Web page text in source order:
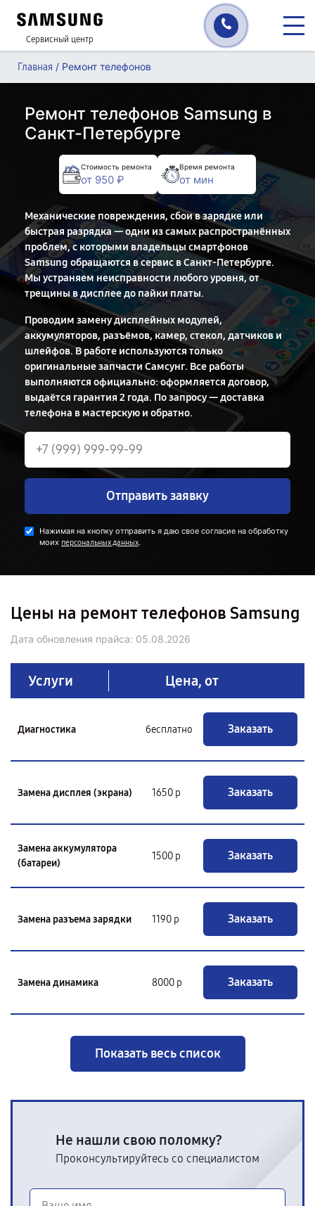
Сервисный центр
Главная / Ремонт телефонов
Ремонт телефонов Samsung в
Санкт-Петербурге
Стоимость ремонта
от 950 ₽
Время ремонта
от мин
Механические повреждения, сбои в зарядке или
быстрая разрядка — одни из самых распространённых
проблем, с которыми владельцы смартфонов
Samsung обращаются в сервис в Санкт-Петербурге.
Мы устраняем неисправности любого уровня, от
трещины в дисплее до пайки платы.
Проводим замену дисплейных модулей,
аккумуляторов, разъёмов, камер, стекол, датчиков и
шлейфов. В работе используются только
оригинальные запчасти Самсунг. Все работы
выполняются официально: оформляется договор,
выдаётся гарантия 2 года. По запросу — доставка
телефона в мастерскую и обратно.
Отправить заявку
Нажимая на кнопку отправить я даю свое согласие на обработку
моих персональных данных.
Цены на ремонт телефонов Samsung
Дата обновления прайса: 05.08.2026
Услуги Цена, от
Диагностика бесплатно Заказать
Замена дисплея (экрана) 1650 р Заказать
Замена аккумулятора
(батареи)
1500 р Заказать
Замена разъема зарядки 1190 р Заказать
Замена динамика 8000 р Заказать
Показать весь список
Не нашли свою поломку?
Проконсультируйтесь со специалистом